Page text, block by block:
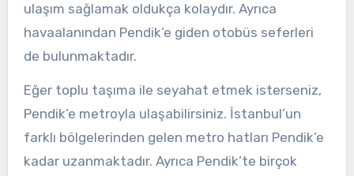
ulaşım sağlamak oldukça kolaydır. Ayrıca
havaalanından Pendik’e giden otobüs seferleri
de bulunmaktadır.
Eğer toplu taşıma ile seyahat etmek isterseniz,
Pendik’e metroyla ulaşabilirsiniz. İstanbul’un
farklı bölgelerinden gelen metro hatları Pendik’e
kadar uzanmaktadır. Ayrıca Pendik’te birçok